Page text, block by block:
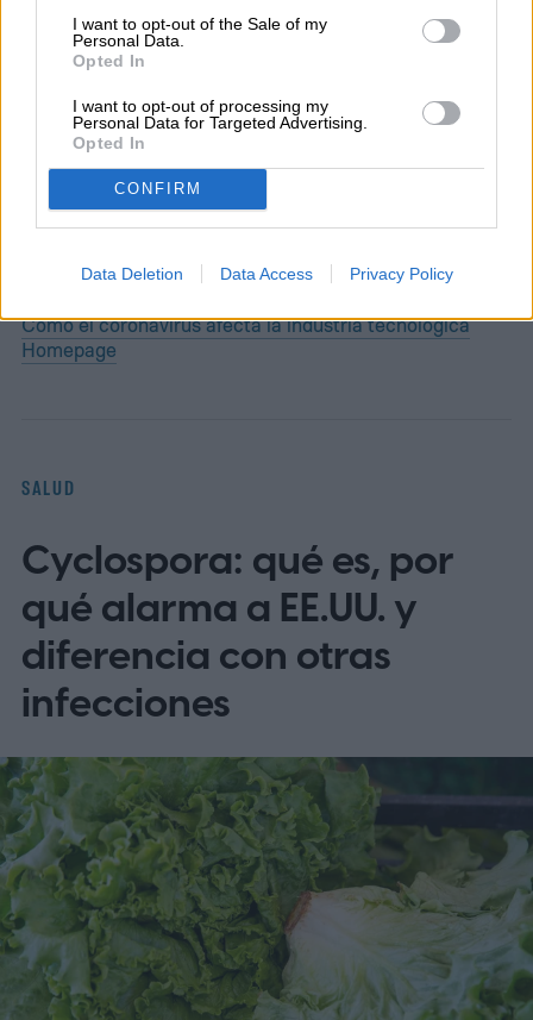
I want to opt-out of the Sale of my
Personal Data.
Opted In
I want to opt-out of processing my
Personal Data for Targeted Advertising.
Opted In
CONFIRM
Data Deletion Data Access Privacy Policy
Felipe Sasso es periodista y escritor. Desde
temprana edad manifestó una importante
inquietud hacia la escritura y las…
Cómo el coronavirus afecta la industria tecnológica
Homepage
SALUD
Cyclospora: qué es, por
qué alarma a EE.UU. y
diferencia con otras
infecciones